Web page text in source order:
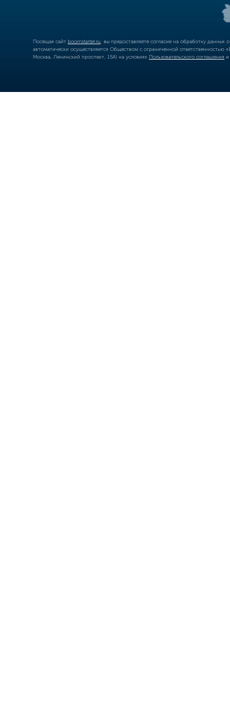
Посещая сайт boomstarter.ru , вы предоставляете согласие на обработку
автоматически осуществляется Обществом с ограниченной
Москва, Ленинский проспект, 15А) на условиях Пользовательского соглашения и